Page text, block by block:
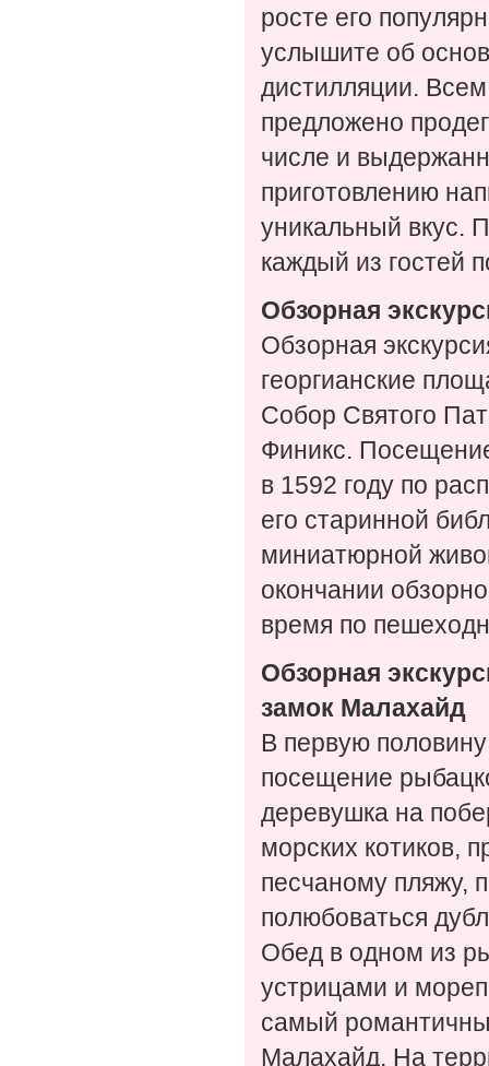
росте его
услышите об
дистилляции. Всем
предложено
числе и
приготовлению
уникальный вкус.
каждый из гостей
Обзорная
Обзорная
георгианские
Собор Святого
Финикс.
в 1592 году по
его старинной
миниатюрной
окончании
время по
Обзорная
замок Малахайд
В первую
посещение
деревушка на
морских котиков,
песчаному пляжу,
полюбоваться
Обед в одном из
устрицами и
самый
Малахайд. На